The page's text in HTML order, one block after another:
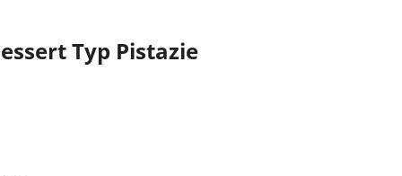
Typ Pistazie